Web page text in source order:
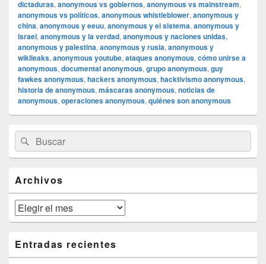
dictaduras, anonymous vs gobiernos, anonymous vs mainstream,
anonymous vs políticos, anonymous whistleblower, anonymous y
china, anonymous y eeuu, anonymous y el sistema, anonymous y
israel, anonymous y la verdad, anonymous y naciones unidas,
anonymous y palestina, anonymous y rusia, anonymous y
wikileaks, anonymous youtube, ataques anonymous, cómo unirse a
anonymous, documental anonymous, grupo anonymous, guy
fawkes anonymous, hackers anonymous, hacktivismo anonymous,
historia de anonymous, máscaras anonymous, noticias de
anonymous, operaciones anonymous, quiénes son anonymous
área
de
widget
lateral
primaria
Buscar
por:
Buscar
Archivos
Archivos
Entradas recientes